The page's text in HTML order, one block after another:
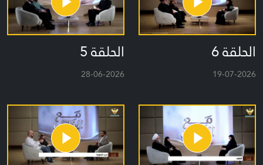
الحلقة 6
19-07-2026
الحلقة 5
28-06-2026